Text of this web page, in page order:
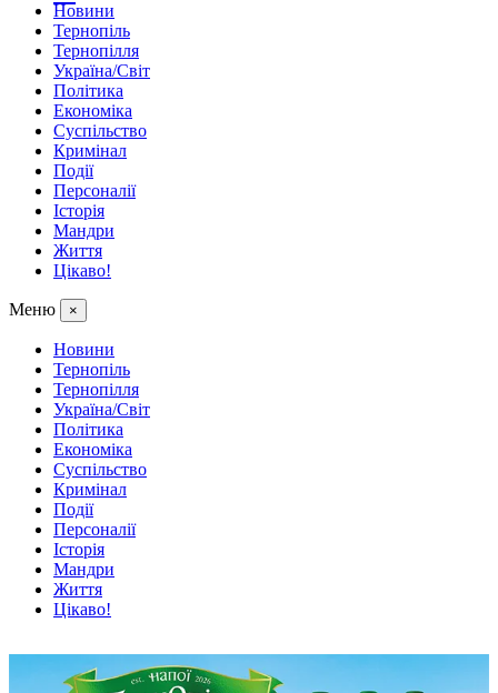
Новини
Тернопіль
Тернопілля
Україна/Світ
Політика
Економіка
Суспільство
Кримінал
Події
Персоналії
Історія
Мандри
Життя
Цікаво!
Меню ×
Новини
Тернопіль
Тернопілля
Україна/Світ
Політика
Економіка
Суспільство
Кримінал
Події
Персоналії
Історія
Мандри
Життя
Цікаво!